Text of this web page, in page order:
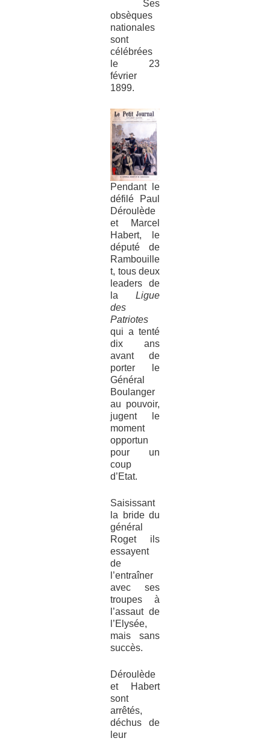
Ses
obsèques
nationales
sont
célébrées
le 23
février
1899.
Pendant le
défilé Paul
Déroulède
et Marcel
Habert, le
député de
Rambouille
t, tous deux
leaders de
laLigue
des
Patriotes
qui a tenté
dix ans
avant de
porter le
Général
Boulanger
au pouvoir,
jugent le
moment
opportun
pour un
coup
d’Etat.
Saisissant
la bride du
général
Roget ils
essayent
de
l’entraîner
avec ses
troupes à
l’assaut de
l’Elysée,
mais sans
succès.
Déroulède
et Habert
sont
arrêtés,
déchus de
leur